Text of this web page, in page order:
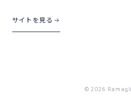
サイトを見る
© 2026